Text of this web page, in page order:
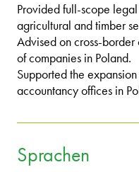
Provided full-scope
agricultural and timber
Advised on cross-
of companies in Poland.
Supported the
accountancy offices in
Sprachen